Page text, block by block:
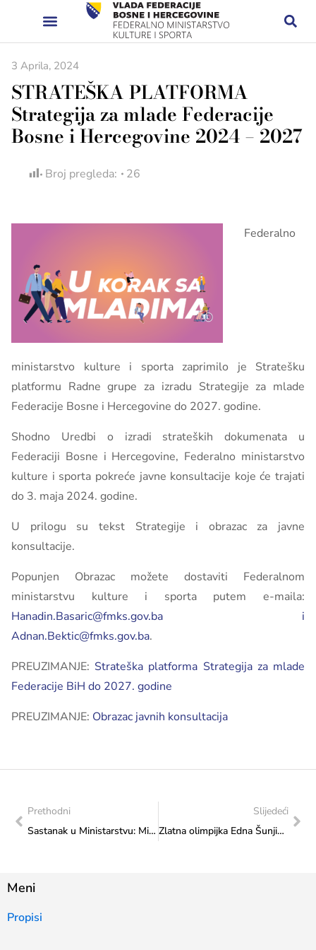
3 Aprila, 2024
STRATEŠKA PLATFORMA
Strategija za mlade Federacije
Bosne i Hercegovine 2024 – 2027
Broj pregleda: 26
Federalno
ministarstvo kulture i sporta zaprimilo je Stratešku
platformu Radne grupe za izradu Strategije za mlade
Federacije Bosne i Hercegovine do 2027. godine.
Shodno Uredbi o izradi strateških dokumenata u
Federaciji Bosne i Hercegovine, Federalno ministarstvo
kulture i sporta pokreće javne konsultacije koje će trajati
do 3. maja 2024. godine.
U prilogu su tekst Strategije i obrazac za javne
konsultacije.
Popunjen Obrazac možete dostaviti Federalnom
ministarstvu kulture i sporta putem e-maila:
Hanadin.Basaric@fmks.gov.ba i
Adnan.Bektic@fmks.gov.ba.
PREUZIMANJE: Strateška platforma Strategija za mlade
Federacije BiH do 2027. godine
PREUZIMANJE: Obrazac javnih konsultacija
Prethodni
Sastanak u Ministarstvu: Ministrice Sanja Vlaisavljević i Adna Mesihović o unapređenju položaja mladih
Slijedeći
Zlatna olimpijka Edna Šunjić posjetila Federalno ministarstvo kulture i sporta
Meni
Propisi